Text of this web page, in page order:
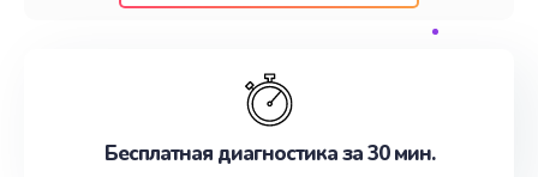
наилучшим образом. Не медлите записаться на
Бесплатная диагностика за 30 мин.